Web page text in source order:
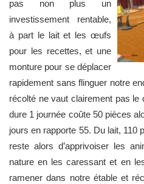
pas non plus un
investissement rentable,
à part le lait et les œufs
pour les recettes, et une
monture pour se déplacer
rapidement sans flinguer notre
récolté ne vaut clairement pas
dure 1 journée coûte 50 pièces
jours en rapporte 55. Du lait, 110
reste alors d’apprivoiser les
nature en les caressant et en
ramener dans notre étable et